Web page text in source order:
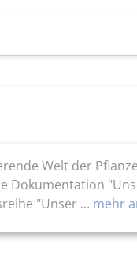
Welt der
Dokumentation
"Unser ... mehr